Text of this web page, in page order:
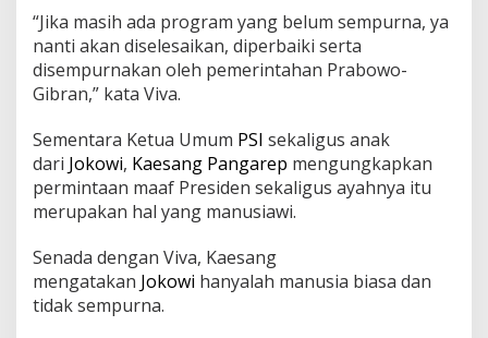
“Jika masih ada program yang belum sempurna, ya
nanti akan diselesaikan, diperbaiki serta
disempurnakan oleh pemerintahan Prabowo-
Gibran,” kata Viva.
Sementara Ketua Umum PSI sekaligus anak
dari Jokowi, Kaesang Pangarep mengungkapkan
permintaan maaf Presiden sekaligus ayahnya itu
merupakan hal yang manusiawi.
Senada dengan Viva, Kaesang
mengatakan Jokowi hanyalah manusia biasa dan
tidak sempurna.